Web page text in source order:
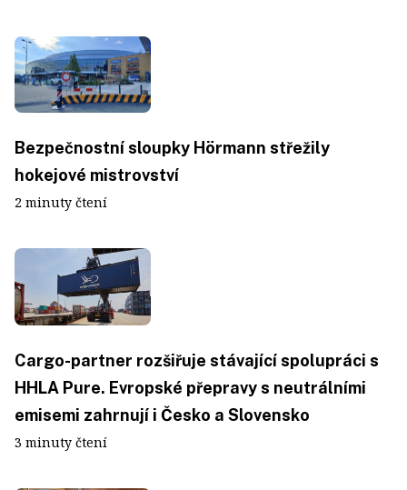
Bezpečnostní sloupky Hörmann střežily
hokejové mistrovství
2 minuty čtení
Cargo-partner rozšiřuje stávající spolupráci s
HHLA Pure. Evropské přepravy s neutrálními
emisemi zahrnují i Česko a Slovensko
3 minuty čtení